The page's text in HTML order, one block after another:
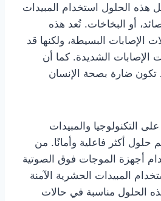
هذه الحلول استخدام المبيدات
أو البخاخات. تُعد هذه
الإصابات البسيطة، ولكنها قد
الإصابات الشديدة. كما أن
ضارة بصحة الإنسان
التكنولوجيا والمبيدات
حلول أكثر فاعلية وأمانًا. من
أجهزة الموجات فوق الصوتية
المبيدات الحشرية الآمنة
الحلول مناسبة في حالات